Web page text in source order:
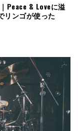
Peace & Loveに溢
リンゴが使った